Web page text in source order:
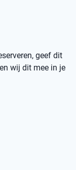
geef dit
wij dit mee in je